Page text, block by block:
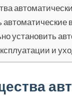
автоматические
установить
и